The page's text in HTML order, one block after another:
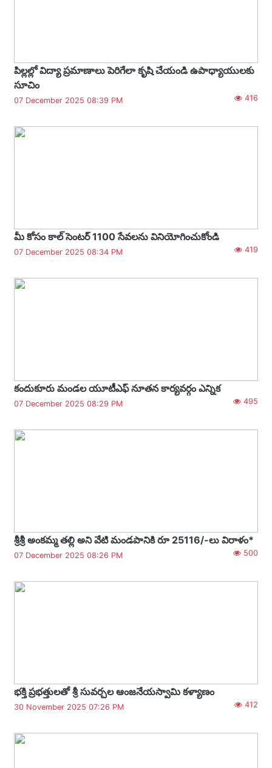
పిల్లల్లో విద్యా ప్రమాణాలు పెరిగేలా కృషి చేయండి ఉపాధ్యాయులకు
సూచిం
07 December 2025 08:39 PM 416
మీ కోసం కాల్ సెంటర్ 1100 సేవలను వినియోగించుకోండి
07 December 2025 08:34 PM 419
కందుకూరు మండల యూటీఎఫ్ నూతన కార్యవర్గం ఎన్నిక
07 December 2025 08:29 PM 495
శ్రీశ్రీ అంకమ్మ తల్లి అని వేటి మండపానికి రూ 25116/-లు విరాళం*
07 December 2025 08:26 PM 500
భక్తి ప్రభత్తులతో శ్రీ సువర్చల ఆంజనేయస్వామి కళ్యాణం
30 November 2025 07:26 PM 412